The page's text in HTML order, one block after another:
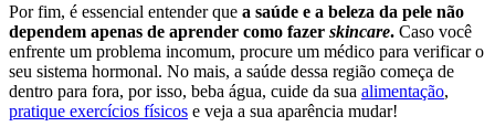
Por fim, é essencial entender que a saúde e a beleza da pele não
dependem apenas de aprender como fazer skincare. Caso você
enfrente um problema incomum, procure um médico para verificar o
seu sistema hormonal. No mais, a saúde dessa região começa de
dentro para fora, por isso, beba água, cuide da sua alimentação,
pratique exercícios físicos e veja a sua aparência mudar!